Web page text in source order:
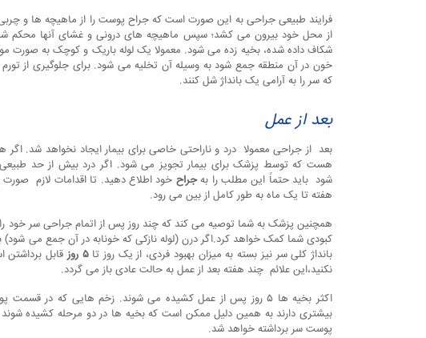
فرایند طبیعی جراحی به این صورت است که جراح پوست را از ماهیچه ها و
از محل خود بیرون می کشد؛ سپس ماهیچه های درونی و غشای آنها محکم
شکاف داده شده، بخیه زده می شود. معمولا یک لوله باریک و کوچک به صورت
خون در آن منطقه جمع شود به وسیله آن تخلیه می شود. برای جلوگیری از
که سر را به آرامی یک بانداژ شل کنند.
بعد از عمل
بعد از جراحی معمولا درد و ناراحتی خاصی برای بیمار ایجاد نخواهد شد.
هست که توسط پزشک برای بیمار تجویز می شود. اگر درد بیش از حد
شود باید حتماً این مطلب را بهجراح خود اطلاع دهید. تا اقدامات لازم
هفته تا یک ماه به طور کامل از بین می رود.
همچنین پزشک به شما توصیه می کند که چند روز پس از اتمام جراحی سر خود را
کبودی شما کمک خواهد کرد.اگر درن (لوله نازکی که خونابه در آن جمع می شود)
بانداژ کلی سر نیز بسته به میزان بهبود فردی، از یک روز تا۵ روز
قابل برداشتن
نکنید،این علائم چند هفته بعد از عمل به حالت عادی باز می گردد.
اکثر بخیه ها ۵ روز پس از عمل کشیده می شوند. زخم هایی که در
بیشتری دارند به همین دلیل ممکن است که بخیه ها در دو مرحله کشیده
پوست سر برداشته خواهد شد.